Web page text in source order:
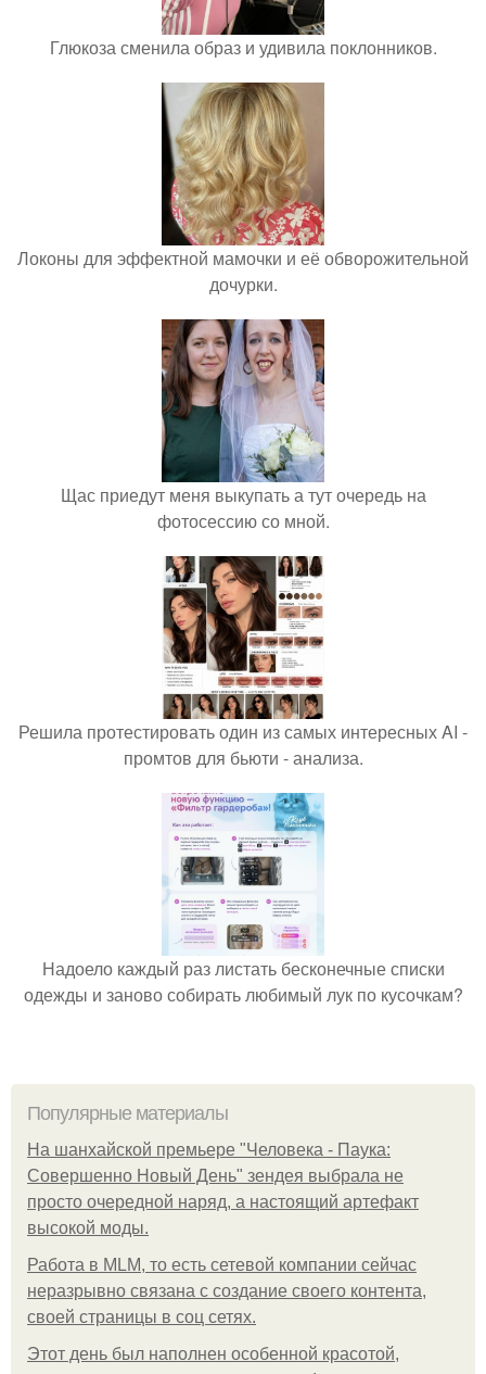
Глюкоза сменила образ и удивила поклонников.
Локоны для эффектной мамочки и её обворожительной
дочурки.
Щас приедут меня выкупать а тут очередь на
фотосессию со мной.
Решила протестировать один из самых интересных AI -
промтов для бьюти - анализа.
Надоело каждый раз листать бесконечные списки
одежды и заново собирать любимый лук по кусочкам?
Популярные материалы
На шанхайской премьере "Человека - Паука:
Совершенно Новый День" зендея выбрала не
просто очередной наряд, а настоящий артефакт
высокой моды.
Работа в MLM, то есть сетевой компании сейчас
неразрывно связана с создание своего контента,
своей страницы в соц сетях.
Этот день был наполнен особенной красотой,